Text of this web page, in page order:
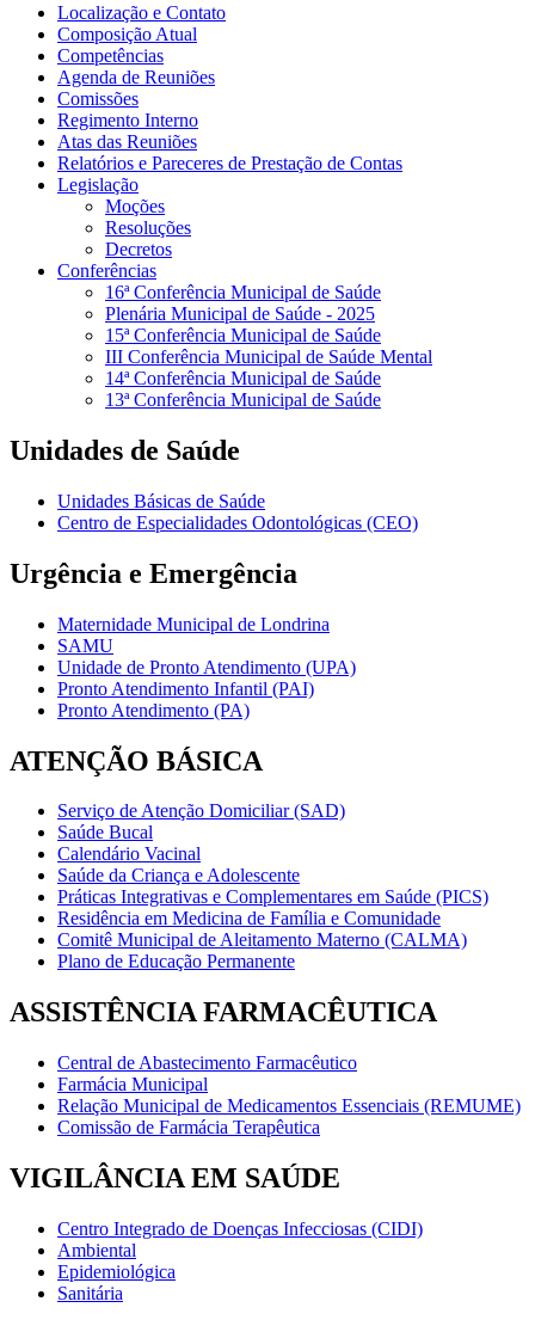
Localização e Contato
Composição Atual
Competências
Agenda de Reuniões
Comissões
Regimento Interno
Atas das Reuniões
Relatórios e Pareceres de Prestação de Contas
Legislação
Moções
Resoluções
Decretos
Conferências
16ª Conferência Municipal de Saúde
Plenária Municipal de Saúde - 2025
15ª Conferência Municipal de Saúde
III Conferência Municipal de Saúde Mental
14ª Conferência Municipal de Saúde
13ª Conferência Municipal de Saúde
Unidades de Saúde
Unidades Básicas de Saúde
Centro de Especialidades Odontológicas (CEO)
Urgência e Emergência
Maternidade Municipal de Londrina
SAMU
Unidade de Pronto Atendimento (UPA)
Pronto Atendimento Infantil (PAI)
Pronto Atendimento (PA)
ATENÇÃO BÁSICA
Serviço de Atenção Domiciliar (SAD)
Saúde Bucal
Calendário Vacinal
Saúde da Criança e Adolescente
Práticas Integrativas e Complementares em Saúde (PICS)
Residência em Medicina de Família e Comunidade
Comitê Municipal de Aleitamento Materno (CALMA)
Plano de Educação Permanente
ASSISTÊNCIA FARMACÊUTICA
Central de Abastecimento Farmacêutico
Farmácia Municipal
Relação Municipal de Medicamentos Essenciais (REMUME)
Comissão de Farmácia Terapêutica
VIGILÂNCIA EM SAÚDE
Centro Integrado de Doenças Infecciosas (CIDI)
Ambiental
Epidemiológica
Sanitária